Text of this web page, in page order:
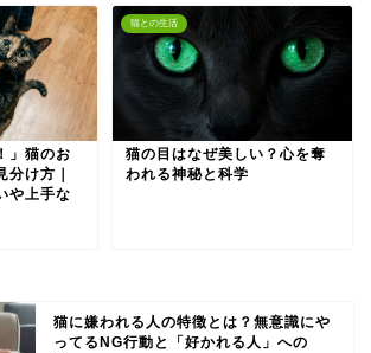
」猫のお
分け方｜
や上手な
猫との生活
猫の目はなぜ美しい？心を奪
われる神秘と科学
猫に嫌われる人の特徴とは？無意識にや
ってるNG行動と「好かれる人」への